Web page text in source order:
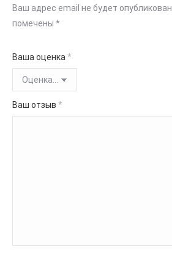
Ваш адрес email не будет опубликован.
помечены *
Ваша оценка *
Ваш отзыв *